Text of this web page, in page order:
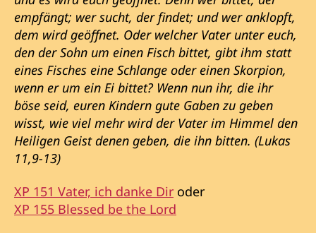
empfängt; wer sucht, der findet; und wer anklopft,
dem wird geöffnet. Oder welcher Vater unter euch,
den der Sohn um einen Fisch bittet, gibt ihm statt
eines Fisches eine Schlange oder einen Skorpion,
wenn er um ein Ei bittet? Wenn nun ihr, die ihr
böse seid, euren Kindern gute Gaben zu geben
wisst, wie viel mehr wird der Vater im Himmel den
Heiligen Geist denen geben, die ihn bitten. (Lukas
11,9-13)
XP 151 Vater, ich danke Dir oder
XP 155 Blessed be the Lord